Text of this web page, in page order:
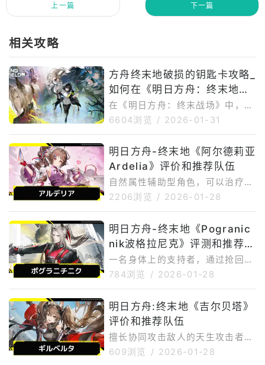
上一篇 下一篇
相关攻略
方舟终末地破损的钥匙卡攻略_
如何在《明日方舟：终末地》
中获得破损的钥匙卡
在《明日方舟：终末战场》中，
“破损的钥匙卡”是开启特定门所需
得。因此，玩家可能会好奇如何才
能获得这件道具，因为它通往一扇
紧闭的门，门内藏有贵重物品。
《明日方舟：终末地》中磨损钥匙
卡的位置与《明日方舟：终末地》
钥匙卡只能从游戏内商人隆纳德处
获得。如果你已经完成了阿布瑞采
石场的主线剧情，那么找到这位N
PC的商店就
6604浏览 / 2026-01-31
明日方舟-终末地《阿尔德莉亚
Ardelia》评价和推荐队伍
自然属性辅助型角色，可以治疗友
军并施加减益效果。阿尔德莉亚是
给敌人施加物理和魔法易伤效果。
她的易伤效果和特殊技能都是范围
攻击，因此在面对大量敌人时非常
有效。此外，她还是新手登录奖励
的必定角色。如何使用Ardelia连
方面出现弱点使用连击施加腐蚀状
态，然后使用战斗技能将腐蚀状态
转化为物理弱点和法术弱点，从而
提升
2206浏览 / 2026-01-28
明日方舟-终末地《Pogranic
nik波格拉尼克》评测和推荐队
伍
一名身体上的支持者，通过抢回S
P来帮助球队。波格拉尼克是一名
率。他的所有技能都能回复SP，
但每个技能的发动条件各不相同，
因此务必仔细记住这些条件，才能
有效运用它们。如何使用和玩Pog
ranicnik累积崩溃→消耗SP来恢
784浏览 / 2026-01-28
明日方舟:终末地《吉尔贝塔》
评价和推荐队伍
擅长协同攻击敌人的天生攻击者。
吉尔贝塔是一名辅助型角色，她可
609浏览 / 2026-01-28